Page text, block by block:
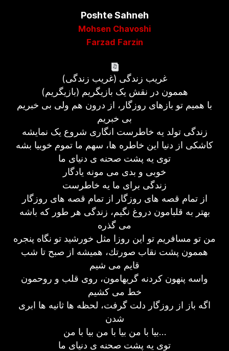
Poshte Sahneh
Mohsen Chavoshi
Farzad Farzin
غریب زندگی (غریب زندگی)
هممون در نقش یک بازیگریم (بازیگریم)
با همیم تو بازهای روزگار، از درون هم ولی بی خبریم
بی خبریم
زندگی تولد یه خاطرست انگاری شروع یک نمایشه
کاشکی از دنیا این خاطره ها، سهم ما تموم خوبیا بشه
توی یه پشت صحنه ی دنیای ما
خوبی و بدی می مونه یادگار
زندگی برای ما یه خاطرست
از تمام قصه های روزگار از تمام قصه های روزگار
بهتر به قلبامون دروغ نگیم، زندگی هر طور که باشه
می گذره
من تو مسافریم تو این روزا مثل خورشید تو نگاه پنجره
هممون پشت نقاب صورتك، همیشه از صبح تا شب
قایم می شیم
واسه پنهون کردنه گریهامون، روی قلب و روحمون
خط می کشیم
اگه باز از روزگار دلت گرفت، لحظه ها ثانیه ها ابری
شدن
بیا با من بیا با من بیا با من…
توی یه پشت صحنه ی دنیای ما